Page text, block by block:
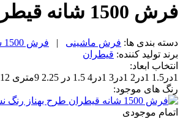
فرش 1500 شانه قیطران طرح بهناز رنگ نسکافه ای
دسته بندی ها: فرش ماشینی |
فرش 1500 شانه
برند تولید کننده: قیطران
انتخاب ابعاد:
1در1.5
1در2 1در3 1در4 1.5 در 2.25 9متری
12متری
رنگ های موجود:
اتمام موجودی